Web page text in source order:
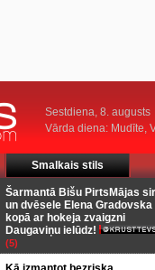
Sestdiena, 8. augusts
Vārda diena: Mudīte,
Smalkais stils
Šarmantā Bišu PirtsMājas
un dvēsele Elena Gradovska
kopā ar hokeja zvaigzni
Daugaviņu ielūdz!
(5)